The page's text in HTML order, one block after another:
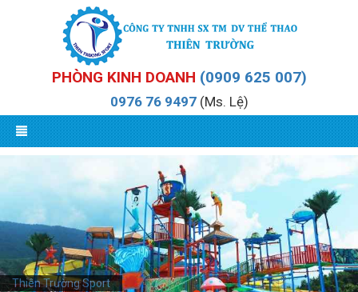
PHÒNG KINH DOANH (0909 625 007)
0976 76 9497(Ms. Lệ)
Thiên Trường Sport